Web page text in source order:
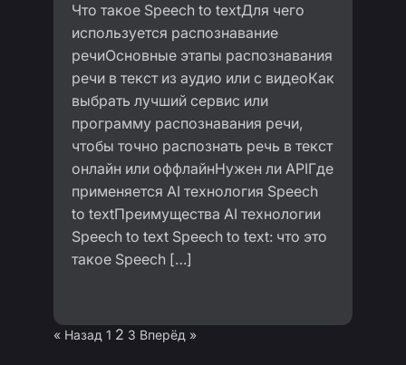
Что такое Speech to textДля чего
используется распознавание
речиОсновные этапы распознавания
речи в текст из аудио или с видеоКак
выбрать лучший сервис или
программу распознавания речи,
чтобы точно распознать речь в текст
онлайн или оффлайнНужен ли APIГде
применяется AI технология Speech
to textПреимущества AI технологии
Speech to text Speech to text: что это
такое Speech […]
« Назад 1 2 3 Вперёд »